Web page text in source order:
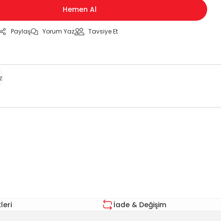
Hemen Al
Paylaş Yorum Yaz Tavsiye Et
İade & Değişim